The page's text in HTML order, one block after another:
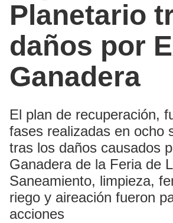
Planetario
daños por
Ganadera
El plan de recuperación,
fases realizadas en ocho
tras los daños causados
Ganadera de la Feria de
Saneamiento, limpieza,
riego y aireación fueron
acciones